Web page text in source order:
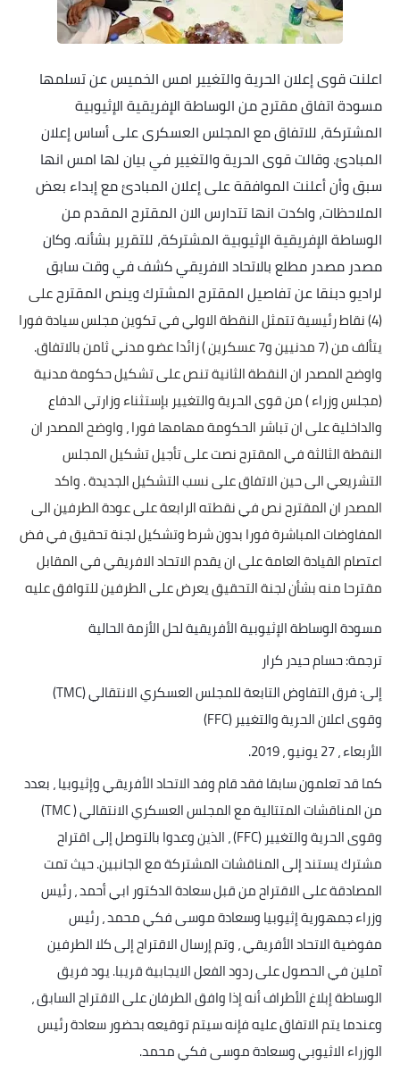
منوعات
اعلنت قوى إعلان الحرية والتغيير امس الخميس عن تسلمها
مسودة اتفاق مقترح من الوساطة الإفريقية الإثيوبية
المشتركة، للاتفاق مع المجلس العسكرى على أساس إعلان
المبادئ. وقالت قوى الحرية والتغيير في بيان لها امس انها
سبق وأن أعلنت الموافقة على إعلان المبادئ مع إبداء بعض
الملاحظات، واكدت انها تتدارس الان المقترح المقدم من
الوساطة الإفريقية الإثيوبية المشتركة، للتقرير بشأنه. وكان
مصدر مصدر مطلع بالاتحاد الافريقي كشف في وقت سابق
لراديو دبنقا عن تفاصيل المقترح المشترك وينص المقترحعلى
(4) نقاط رئيسية تتمثل النقطة الاولي في تكوين مجلس سيادة فورا
يتألف من (7 مدنيين و7 عسكرين ) زائدا عضو مدني ثامن بالاتفاق.
واوضح المصدر ان النقطة الثانية تنص على تشكيل حكومة مدنية
(مجلس وزراء ) من قوى الحرية والتغيير بإستثناء وزارتي الدفاع
والداخلية على ان تباشر الحكومة مهامها فورا ، واوضح المصدر ان
النقطة الثالثة في المقترح نصت على تأجيل تشكيل المجلس
التشريعي الى حين الاتفاق على نسب التشكيل الجديدة . واكد
المصدر ان المقترح نص في نقطته الرابعة على عودة الطرفين الى
المفاوضات المباشرة فورا بدون شرط وتشكيل لجنة تحقيق في فض
اعتصام القيادة العامة على ان يقدم الاتحاد الافريقي في المقابل
مقترحا منه بشأن لجنة التحقيق يعرض على الطرفين للتوافق عليه
مسودة الوساطة الإثيوبية الأفريقية لحل الأزمة الحالية
ترجمة: حسام حيدر كرار
إلى: فرق التفاوض التابعة للمجلس العسكري الانتقالي(TMC)
وقوى اعلان الحرية والتغيير(FFC)
الأربعاء ، 27 يونيو ، 2019
.
كما قد تعلمون سابقا فقد قام وفد الاتحاد الأفريقي وإثيوبيا ، بعدد
من المناقشات المتتالية مع المجلس العسكري الانتقالي( TMC)
وقوى الحرية والتغيير(FFC)
، الذين وعدوا بالتوصل إلى اقتراح
مشترك يستند إلى المناقشات المشتركة مع الجانبين. حيث تمت
المصادقة على الاقتراح من قبل سعادة الدكتور ابي أحمد ، رئيس
وزراء جمهورية إثيوبيا وسعادة موسى فكي محمد ، رئيس
مفوضية الاتحاد الأفريقي ، وتم إرسال الاقتراح إلى كلا الطرفين
آملين في الحصول على ردود الفعل الايجابية قريبا. يود فريق
الوساطة إبلاغ الأطراف أنه إذا وافق الطرفان على الاقتراح السابق ،
وعندما يتم الاتفاق عليه فإنه سيتم توقيعه بحضور سعادة رئيس
الوزراء الاثيوبي وسعادة موسى فكي محمد.